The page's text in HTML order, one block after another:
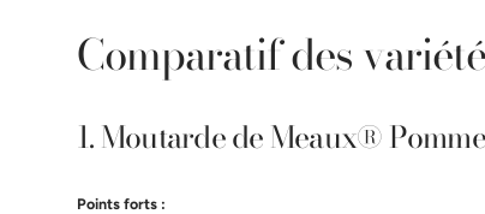
Comparatif des
1. Moutarde de Meaux®
Points forts :